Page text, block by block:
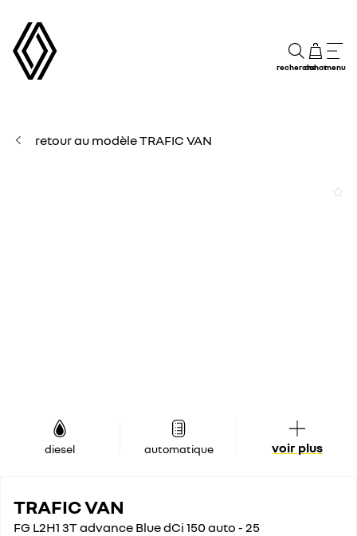
rechercheachatmenu
retour au modèle TRAFIC VAN
diesel automatique voir plus
TRAFIC VAN
FG L2H1 3T advance Blue dCi 150 auto - 25